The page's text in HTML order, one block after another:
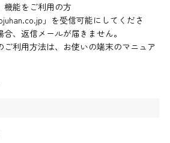
能をご利用の方
」を受信可能にしてくださ
、返信メールが届きません。
ご利用方法は、お使いの端末のマニュア